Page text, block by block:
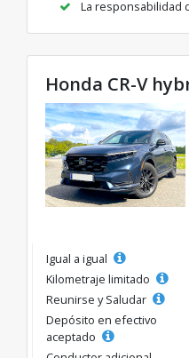
La responsabilidad
Honda CR-V
Igual a igual
Kilometraje limitado
Reunirse y Saludar
Depósito en efectivo
aceptado